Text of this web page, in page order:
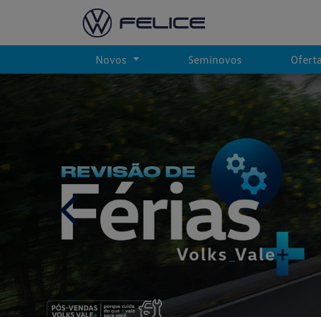
Novos Seminovos
templates.template-